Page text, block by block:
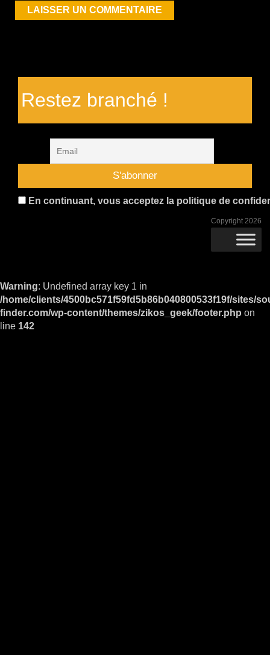
Restez branché !
En continuant, vous acceptez la politique de
Copyright 2026
Warning: Undefined array key 1 in
/home/clients/4500bc571f59fd5b86b040800533f19f/sites/
finder.com/wp-content/themes/zikos_geek/footer.php on
line 142